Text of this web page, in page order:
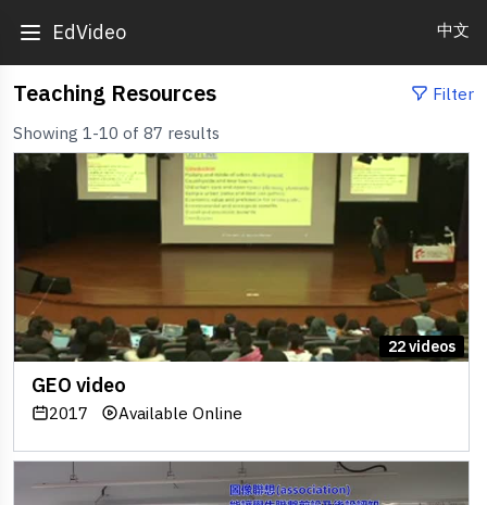
EdVideo 中文
Teaching Resources
Filter
Showing 1-10 of 87 results
22 videos
GEO video
2017 Available Online